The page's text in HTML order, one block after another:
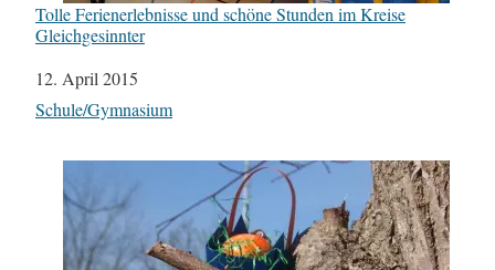
Tolle Ferienerlebnisse und schöne Stunden im Kreise
Gleichgesinnter
Datum
12. April 2015
In Bezug auf
Schule/Gymnasium